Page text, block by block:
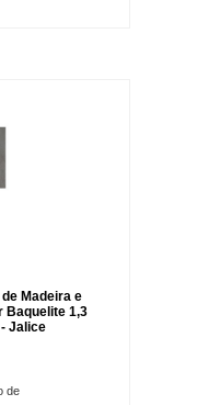
Madeira e
Baquelite 1,3
Jalice
de